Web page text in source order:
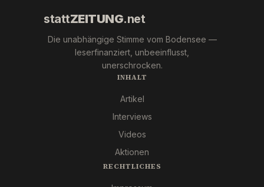
stattZEITUNG.net
Die unabhängige Stimme vom Bodensee —
leserfinanziert, unbeeinflusst,
unerschrocken.
INHALT
Artikel
Interviews
Videos
Aktionen
RECHTLICHES